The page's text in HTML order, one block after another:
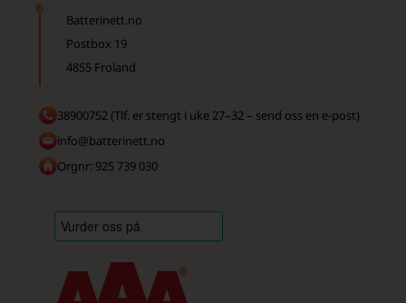
Batterinett.no
Postbox 19
4855 Froland
38900752 (Tlf. er stengt i uke 27–32 – send oss en e-post)
info@batterinett.no
Orgnr: 925 739 030